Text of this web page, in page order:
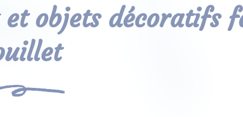
et objets décoratifs